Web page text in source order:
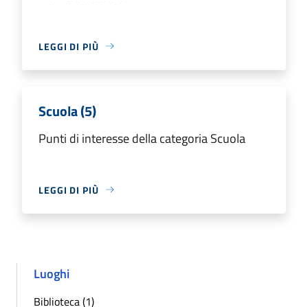
LEGGI DI PIÙ
Scuola (5)
Punti di interesse della categoria Scuola
LEGGI DI PIÙ
Luoghi
Biblioteca (1)